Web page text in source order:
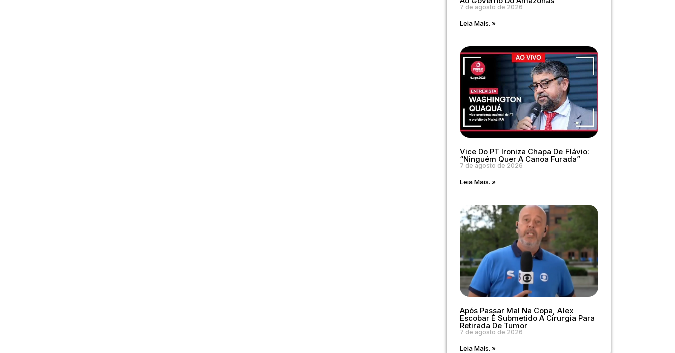
7 de agosto de 2026
Leia Mais. »
Vice Do PT Ironiza Chapa De Flávio:
“Ninguém Quer A Canoa Furada”
7 de agosto de 2026
Leia Mais. »
Após Passar Mal Na Copa, Alex
Escobar É Submetido A Cirurgia Para
Retirada De Tumor
7 de agosto de 2026
Leia Mais. »